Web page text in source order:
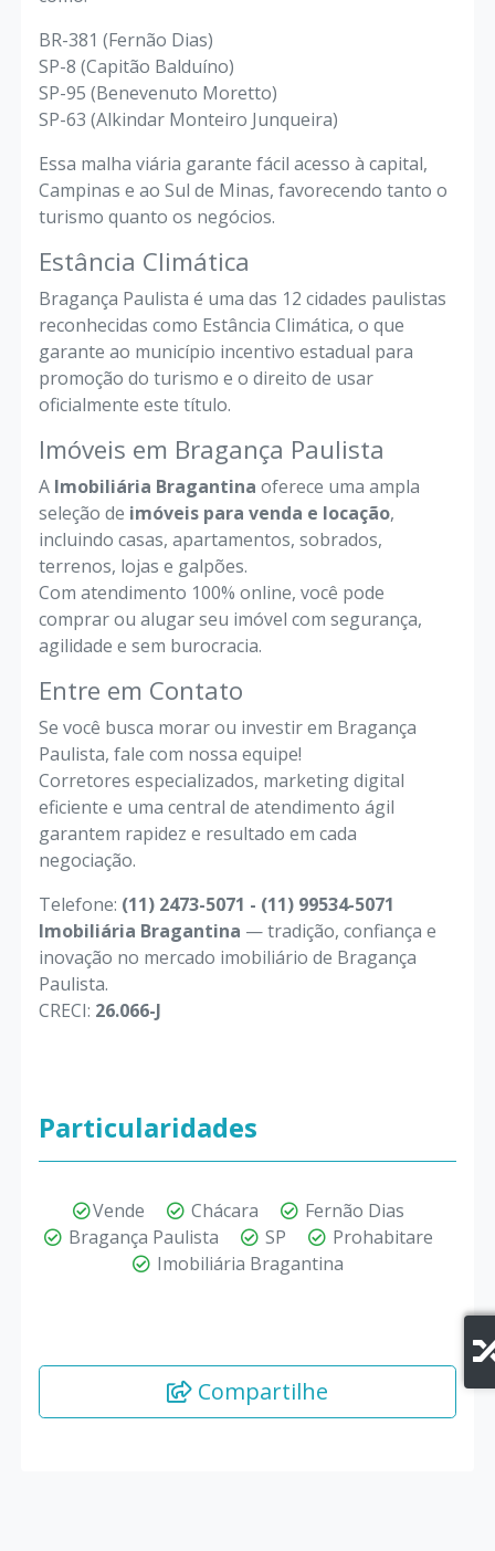
BR-381 (Fernão Dias)
SP-8 (Capitão Balduíno)
SP-95 (Benevenuto Moretto)
SP-63 (Alkindar Monteiro Junqueira)
Essa malha viária garante fácil acesso à capital,
Campinas e ao Sul de Minas, favorecendo tanto o
turismo quanto os negócios.
Estância Climática
Bragança Paulista é uma das 12 cidades paulistas
reconhecidas como Estância Climática, o que
garante ao município incentivo estadual para
promoção do turismo e o direito de usar
oficialmente este título.
Imóveis em Bragança Paulista
A Imobiliária Bragantina oferece uma ampla
seleção de imóveis para venda e locação,
incluindo casas, apartamentos, sobrados,
terrenos, lojas e galpões.
Com atendimento 100% online, você pode
comprar ou alugar seu imóvel com segurança,
agilidade e sem burocracia.
Entre em Contato
Se você busca morar ou investir em Bragança
Paulista, fale com nossa equipe!
Corretores especializados, marketing digital
eficiente e uma central de atendimento ágil
garantem rapidez e resultado em cada
negociação.
Telefone: (11) 2473-5071 - (11) 99534-5071
Imobiliária Bragantina — tradição, confiança e
inovação no mercado imobiliário de Bragança
Paulista.
CRECI: 26.066-J
Particularidades
Vende Chácara
Fernão Dias
Bragança Paulista
SP
Prohabitare
Imobiliária Bragantina
Compartilhe